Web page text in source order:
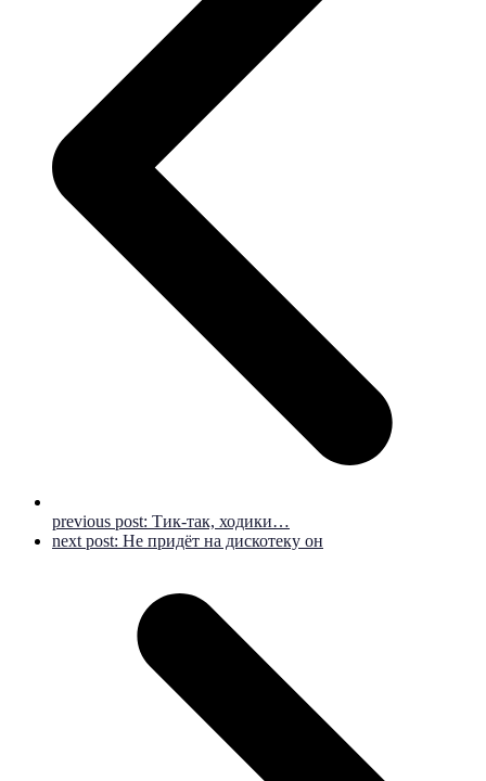
previous post: Тик-так, ходики…
next post: Не придёт на дискотеку он